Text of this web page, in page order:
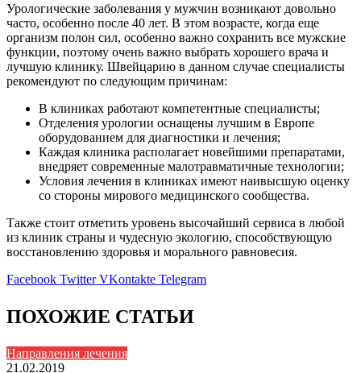
Урологические заболевания у мужчин возникают довольно
часто, особенно после 40 лет. В этом возрасте, когда еще
организм полон сил, особенно важно сохранить все мужские
функции, поэтому очень важно выбрать хорошего врача и
лучшую клинику. Швейцарию в данном случае специалисты
рекомендуют по следующим причинам:
В клиниках работают компетентные специалисты;
Отделения урологии оснащены лучшим в Европе
оборудованием для диагностики и лечения;
Каждая клиника располагает новейшими препаратами,
внедряет современные малотравматичные технологии;
Условия лечения в клиниках имеют наивысшую оценку
со стороны мирового медицинского сообщества.
Также стоит отметить уровень высочайший сервиса в любой
из клиник страны и чудесную экологию, способствующую
восстановлению здоровья и морального равновесия.
Facebook Twitter VKontakte Telegram
ПОХОЖИЕ СТАТЬИ
Направления лечения
21.02.2019